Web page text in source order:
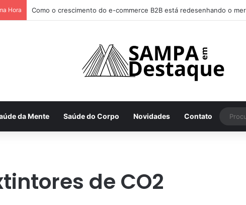
Hora Como o crescimento do e-commerce B2B está redesenhando o
da Mente Saúde do Corpo Novidades Contato
de CO2